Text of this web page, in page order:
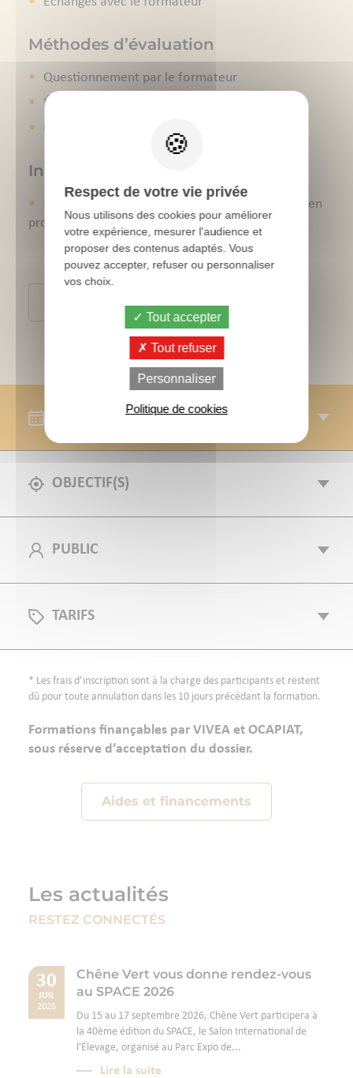
Méthodes d’évaluation
Questionnement par le formateur
Évaluation des acquis
Questionnaire de satisfaction à chaud
Intervenants
Docteurs vétérinaires exerçant exclusivement en
production avicole
Conditions générales de ventes
OBJECTIF(S)
PUBLIC
TARIFS
* Les frais d’inscription sont à la charge des participants et restent
dû pour toute annulation dans les 10 jours précédant la formation.
Formations finançables par VIVEA et OCAPIAT,
sous réserve d’acceptation du dossier.
Aides et financements
Les actualités
RESTEZ CONNECTÉS
30
JUIL
2026
Chêne Vert vous donne rendez-vous
au SPACE 2026
Du 15 au 17 septembre 2026, Chêne Vert participera à
la 40ème édition du SPACE, le Salon International de
l'Élevage, organisé au Parc Expo de...
Lire la suite
Respect de votre vie privée
Nous utilisons des cookies pour améliorer
votre expérience, mesurer l'audience et
proposer des contenus adaptés. Vous
pouvez accepter, refuser ou personnaliser
vos choix.
Tout accepter
Tout refuser
Personnaliser
Politique de cookies